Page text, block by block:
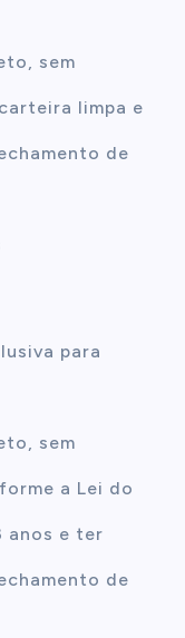
sem
limpa e
de
para
sem
a Lei do
anos e ter
de